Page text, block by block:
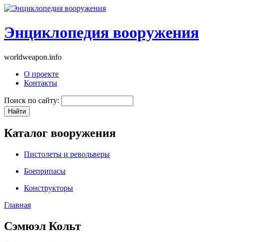
Энциклопедия вооружения
worldweapon.info
О проекте
Контакты
Поиск по сайту:
Каталог вооружения
Пистолеты и револьверы
Боеприпасы
Конструкторы
Главная
Сэмюэл Кольт